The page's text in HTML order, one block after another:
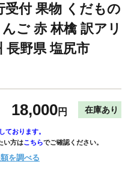
受付 果物 くだもの
ご 赤 林檎 訳アリ
長野県 塩尻市
18,000円 在庫あり
ております。
い方はこちらでご確認ください。
額を調べる